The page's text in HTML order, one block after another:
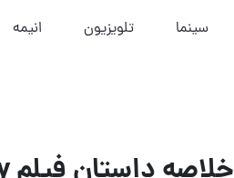
سینما تلویزیون انیمه